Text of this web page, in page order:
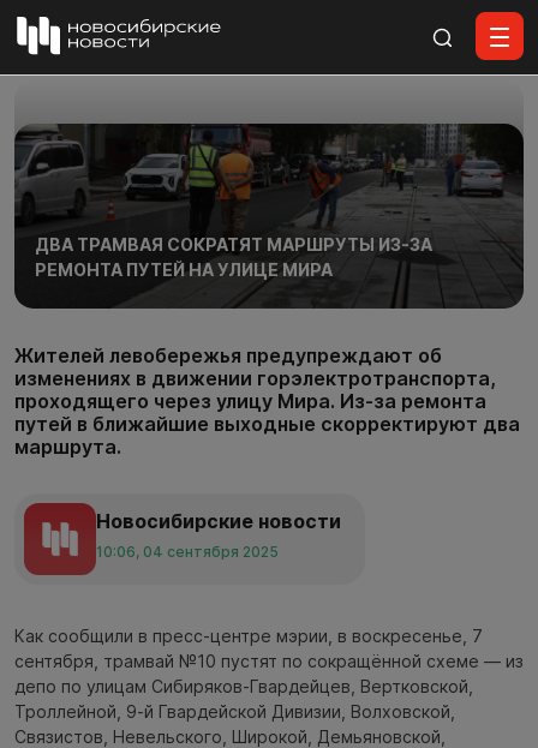
ДВА ТРАМВАЯ СОКРАТЯТ МАРШРУТЫ ИЗ-ЗА
РЕМОНТА ПУТЕЙ НА УЛИЦЕ МИРА
Жителей левобережья предупреждают об
изменениях в движении горэлектротранспорта,
проходящего через улицу Мира. Из-за ремонта
путей в ближайшие выходные скорректируют два
маршрута.
Новосибирские новости
10:06, 04 сентября 2025
Как сообщили в пресс-центре мэрии, в воскресенье, 7
сентября, трамвай №10 пустят по сокращённой схеме — из
депо по улицам Сибиряков-Гвардейцев, Вертковской,
Троллейной, 9-й Гвардейской Дивизии, Волховской,
Связистов, Невельского, Широкой, Демьяновской,